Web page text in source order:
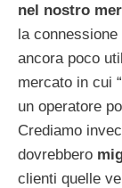
nel nostro
la
ancora poco
mercato in cui
un operatore
Crediamo
dovrebbero
clienti quelle